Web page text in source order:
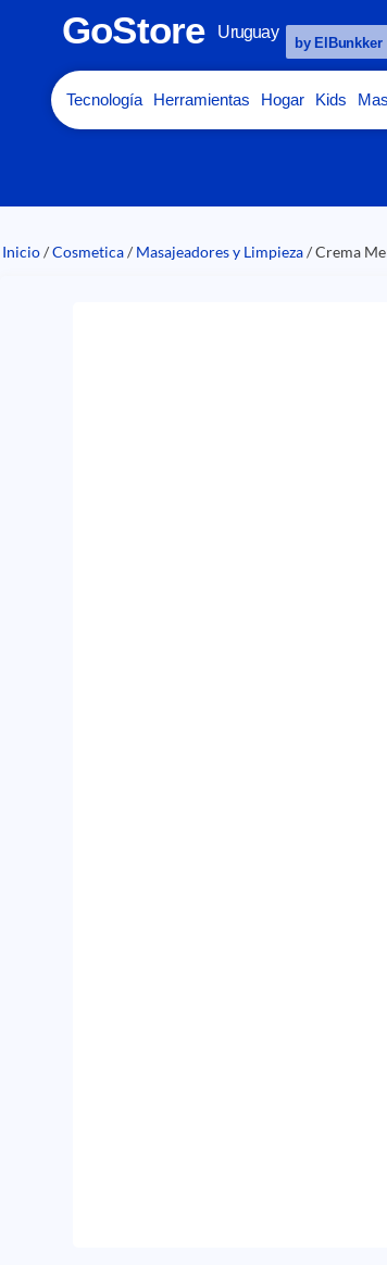
GoStore Uruguay
by ElBunkker
Tecnología Herramientas Hogar Kids
Inicio/Cosmetica/ Masajeadores y Limpieza/ Crema